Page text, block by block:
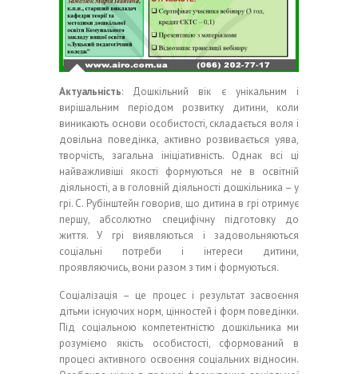
Актуальність: Дошкільний вік є унікальним і
вирішальним періодом розвитку дитини, коли
виникають основи особистості, складається воля і
довільна поведінка, активно розвивається уява,
творчість, загальна ініціативність. Однак всі ці
найважливіші якості формуються не в освітній
діяльності, а в головній діяльності дошкільника – у
грі. С. Рубінштейн говорив, що дитина в грі отримує
першу, абсолютно специфічну підготовку до
життя. У грі виявляються і задовольняються
соціальні потреби і інтереси дитини,
проявляючись, вони разом з тим і формуються.
Соціалізація – це процес і результат засвоєння
дітьми існуючих норм, цінностей і форм поведінки.
Під соціальною компетентністю дошкільника ми
розуміємо якість особистості, сформований в
процесі активного освоєння соціальних відносин.